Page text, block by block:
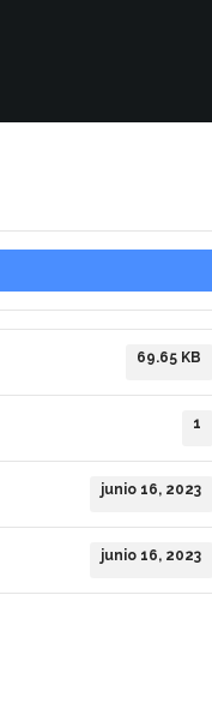
69.65 KB
1
junio 16, 2023
junio 16, 2023